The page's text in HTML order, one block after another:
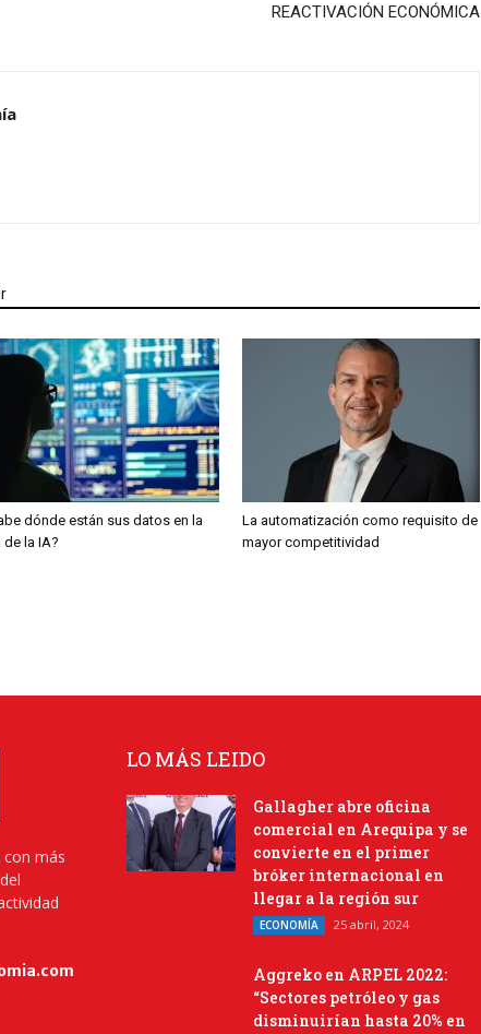
REACTIVACIÓN ECONÓMICA
dónde están sus datos en la
de la IA?
La automatización como requisito de
mayor competitividad
con más
LO MÁS LEIDO
Gallagher abre oficina
comercial en Arequipa y se
convierte en el primer
bróker internacional en
llegar a la región sur
ECONOMÍA 25 abril, 2024
Aggreko en ARPEL 2022:
“Sectores petróleo y gas
disminuirían hasta 20% en